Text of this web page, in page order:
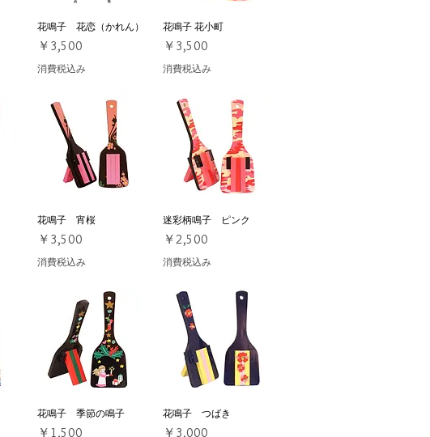
クイックビュー
花鳴子 花恋（かれん）
価格
￥3,500
消費税込み
クイックビュー
花鳴子 花小町
価格
￥3,500
消費税込み
クイックビュー
花鳴子 宵桜
価格
￥3,500
消費税込み
クイックビュー
迷彩柄鳴子 ピンク
価格
￥2,500
消費税込み
クイックビュー
花鳴子 季節の鳴子
価格
￥1,500
クイックビュー
花鳴子 つばき
価格
￥3,000